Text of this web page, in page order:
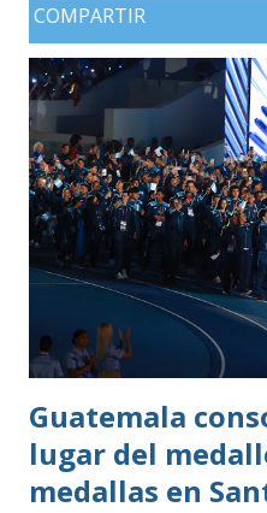
COMPARTIR
Guatemala
lugar del
medallas en